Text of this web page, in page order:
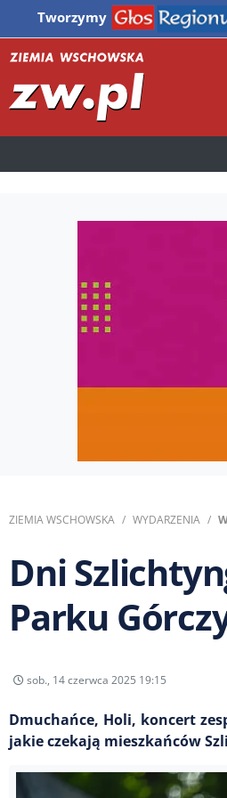
Tworzymy
ZIEMIA WSCHOWSKA WYDARZENIA
Dni
Parku
sob., 14 czerwca 2025 19:15
Dmuchańce, Holi, koncert
jakie czekają mieszkańców